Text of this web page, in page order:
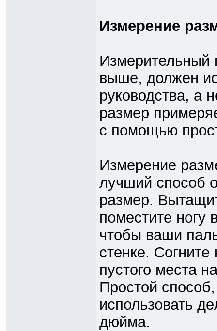
Измерение
Измерительный
выше, должен
руководства, а
размер
с помощью
Измерение
лучший способ
размер.
поместите ногу
чтобы ваши
стенке.
пустого места
Простой
использовать
дюйма.